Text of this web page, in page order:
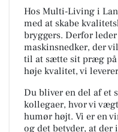
Hos Multi-Living i
med at skabe
bryggers. Derfor
maskinsnedker, der
til at sætte sit præg på
høje kvalitet, vi
Du bliver en del af et
kollegaer, hvor vi
humør højt. Vi er en
og det betyder, at